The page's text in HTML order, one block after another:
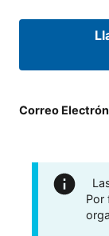
Correo
Por